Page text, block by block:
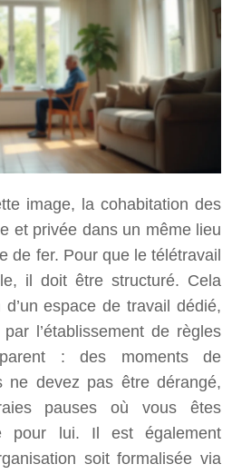
image, la cohabitation des
et privée dans un même lieu
de fer. Pour que le télétravail
il doit être structuré. Cela
espace de travail dédié,
l’établissement de règles
: des moments de
ne devez pas être dérangé,
pauses où vous êtes
pour lui. Il est également
soit formalisée via